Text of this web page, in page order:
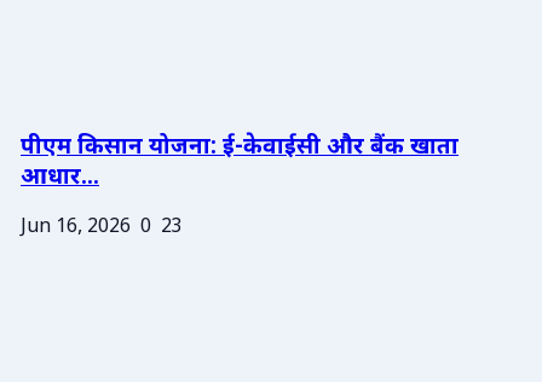
पीएम किसान योजना: ई-केवाईसी और बैंक खाता
आधार...
Jun 16, 2026 0 23